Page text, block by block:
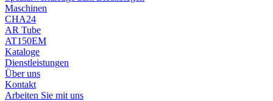
Maschinen
CHA24
AR Tube
AT150EM
Kataloge
Dienstleistungen
Über uns
Kontakt
Arbeiten Sie mit uns